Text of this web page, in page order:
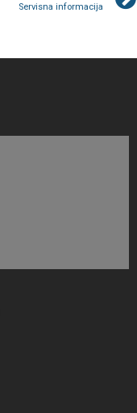
Servisna informacija